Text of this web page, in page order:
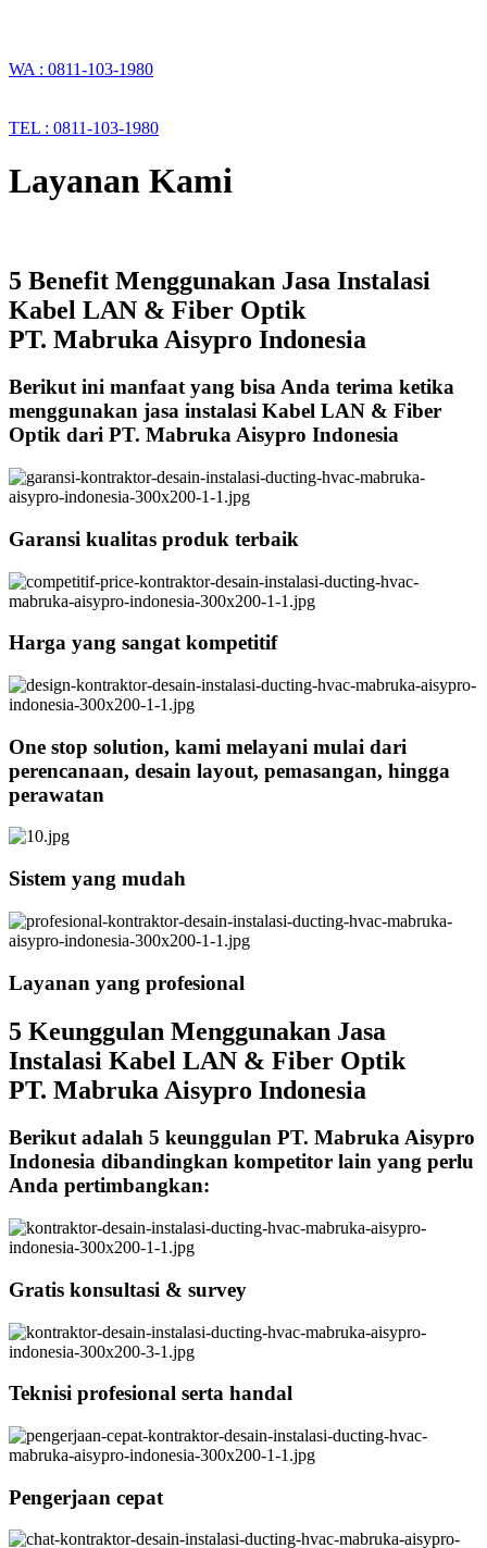
WA : 0811-103-1980
TEL : 0811-103-1980
Layanan Kami
5 Benefit Menggunakan Jasa Instalasi
Kabel LAN & Fiber Optik
PT. Mabruka Aisypro Indonesia
Berikut ini manfaat yang bisa Anda terima ketika
menggunakan jasa instalasi Kabel LAN & Fiber
Optik dari PT. Mabruka Aisypro Indonesia
Garansi kualitas produk terbaik
Harga yang sangat kompetitif
One stop solution, kami melayani mulai dari
perencanaan, desain layout, pemasangan, hingga
perawatan
Sistem yang mudah
Layanan yang profesional
5 Keunggulan Menggunakan Jasa
Instalasi Kabel LAN & Fiber Optik
PT. Mabruka Aisypro Indonesia
Berikut adalah 5 keunggulan PT. Mabruka Aisypro
Indonesia dibandingkan kompetitor lain yang perlu
Anda pertimbangkan:
Gratis konsultasi & survey
Teknisi profesional serta handal
Pengerjaan cepat